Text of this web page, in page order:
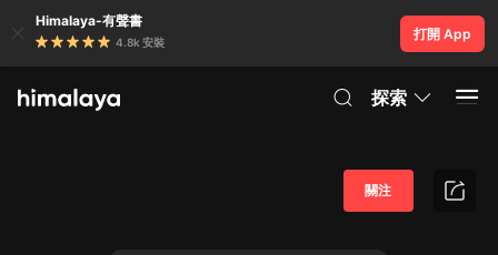
Himalaya-有聲書
4.8k 安裝
打開 App
探索
關注